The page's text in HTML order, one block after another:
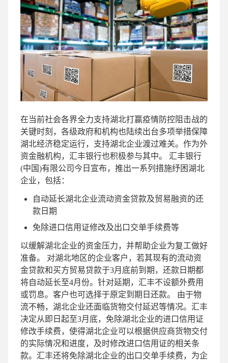
在当前社会各界全力支持湖北打赢疫情防控阻击战的
关键时刻，各级政府和机构也陆续出台多项举措保障
湖北经济稳定运行，支持湖北企业渡过难关。作为外
资金融机构，汇丰银行也积极参与其中。 汇丰银行
(中国)有限公司今日宣布，推出一系列措施纾困湖北
企业，包括：
自动延长湖北企业流动资金贷款及贸易融资的还
款日期
免除进口信用证修改及出口交单手续费等
以缓解湖北企业的资金压力，并帮助企业为复工做好
准备。 对湖北地区的企业客户，若其现有的流动资
金贷款和买方贸易贷款于3月底前到期，还款日期都
将自动延长至4月份。针对延期，汇丰不设额外费用
或罚息。客户也可选择于原定到期日还款。 由于物
流不畅，湖北企业还面临货物交付延迟等情况。汇丰
决定从即日起至3月底，免除湖北企业的进口信用证
修改手续费，使得湖北企业可以根据供应商货物交付
的实际情况和进度，及时修改进口信用证的相关条
款。汇丰还将免除湖北企业的出口交单手续费，为企